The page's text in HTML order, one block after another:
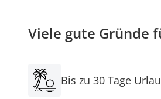
Viele gute Gründe
Bis zu 30 Tage